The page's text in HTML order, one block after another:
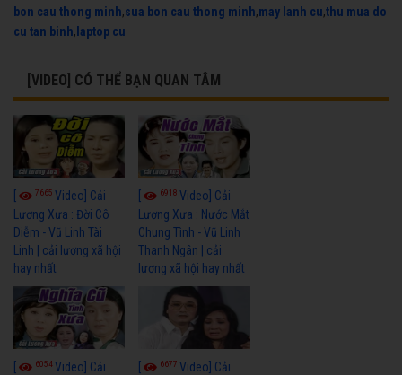
bon cau thong minh,sua bon cau thong minh,may lanh cu,thu mua do
cu tan binh, laptop cu
[VIDEO] CÓ THỂ BẠN QUAN TÂM
7665 Video] Cải
Lương Xưa : Đời Cô
Diễm - Vũ Linh Tài
Linh | cải lương xã hội
hay nhất
6918Video] Cải
Lương Xưa : Nước Mắt
Chung Tình - Vũ Linh
Thanh Ngân | cải
lương xã hội hay nhất
6054Video] Cải
6677Video] Cải